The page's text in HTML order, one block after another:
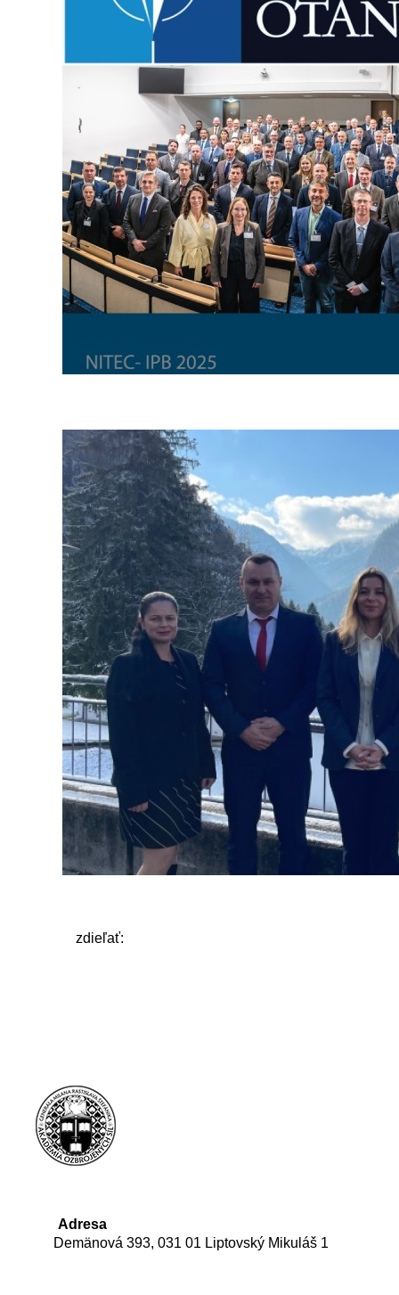
zdieľať:
Adresa
Demänová 393, 031 01 Liptovský Mikuláš 1